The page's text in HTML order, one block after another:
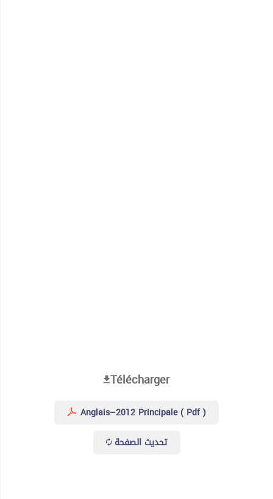
Télécharger
Anglais–2012 Principale ( Pdf )
تحديث الصفحة